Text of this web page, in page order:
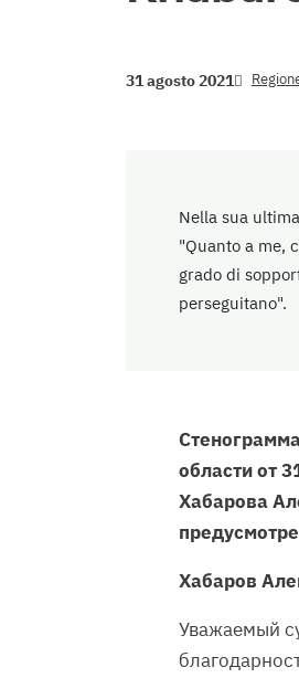
31 agosto 2021
Nella sua
"Quanto a me,
grado di
perseguitano".
области от
Хабарова
Хабаров
Уважаемый